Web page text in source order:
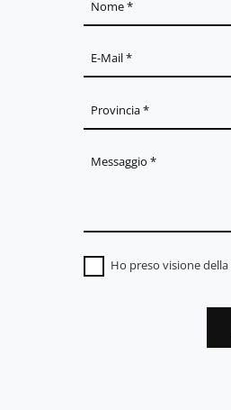
Ho preso visione della